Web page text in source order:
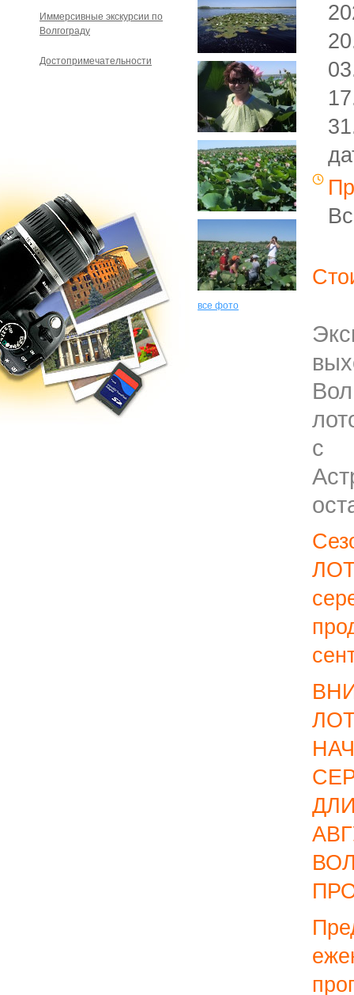
все фото
с
Иммерсивные экскурсии по
Волгограду
Достопримечательности